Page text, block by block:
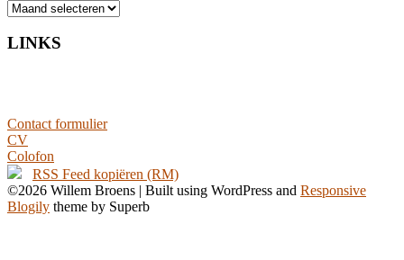
LINKS
Contact formulier
CV
Colofon
RSS Feed kopiëren (RM)
©2026 Willem Broens | Built using WordPress and Responsive
Blogily theme by Superb